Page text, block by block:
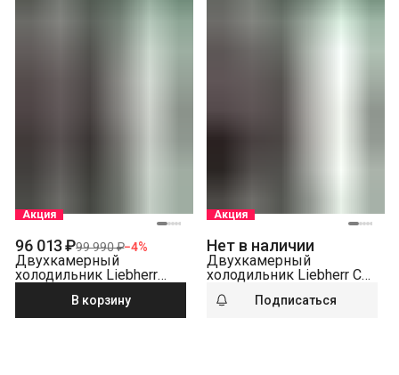
Акция
96 013 ₽99 990 ₽−4%
Двухкамерный
холодильник Liebherr
NoFrost серебристый
В корзину
Акция
Нет в наличии
Двухкамерный
холодильник Liebherr CNf
белый
Подписаться